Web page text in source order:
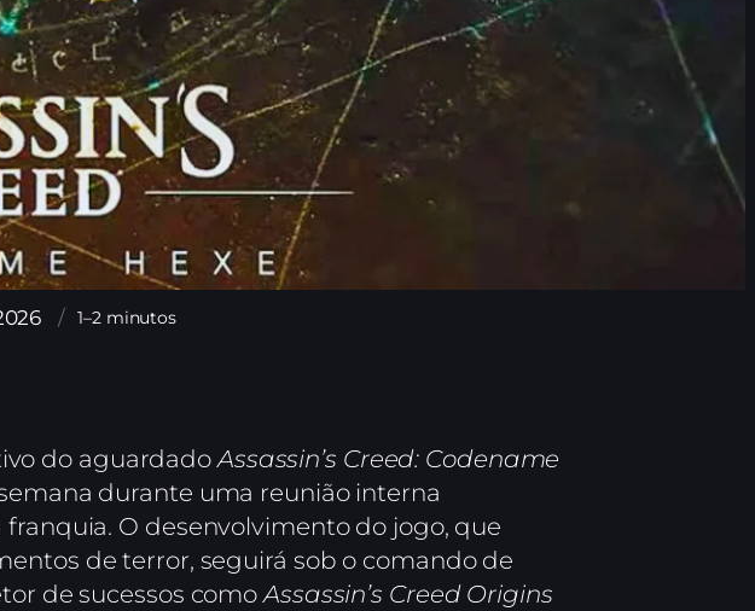
1–2 minutos
do aguardadoAssassin’s Creed: Codename
durante uma reunião interna
O desenvolvimento do jogo, que
de terror, seguirá sob o comando de
de sucessos comoAssassin’s Creed Origins